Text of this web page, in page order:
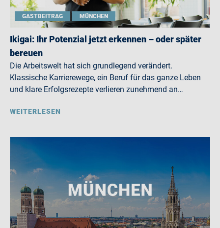
GASTBEITRAG MÜNCHEN
Ikigai: Ihr Potenzial jetzt erkennen – oder später
bereuen
Die Arbeitswelt hat sich grundlegend verändert.
Klassische Karrierewege, ein Beruf für das ganze Leben
und klare Erfolgsrezepte verlieren zunehmend an…
WEITERLESEN